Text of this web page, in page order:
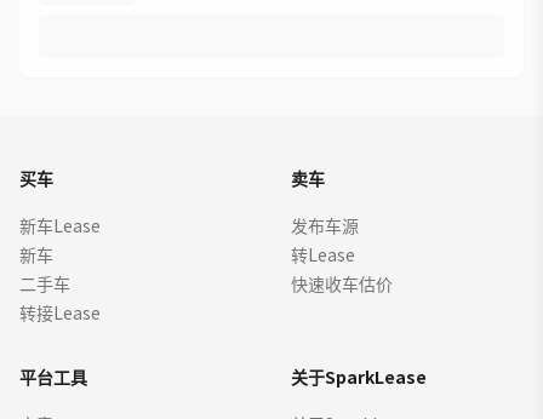
买车
新车Lease
新车
二手车
转接Lease
卖车
发布车源
转Lease
快速收车估价
平台工具
关于SparkLease